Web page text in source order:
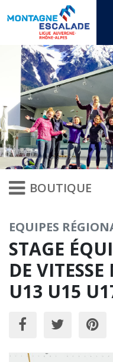
BOUTIQUE
EQUIPES
STAGE
DE
U13 U15